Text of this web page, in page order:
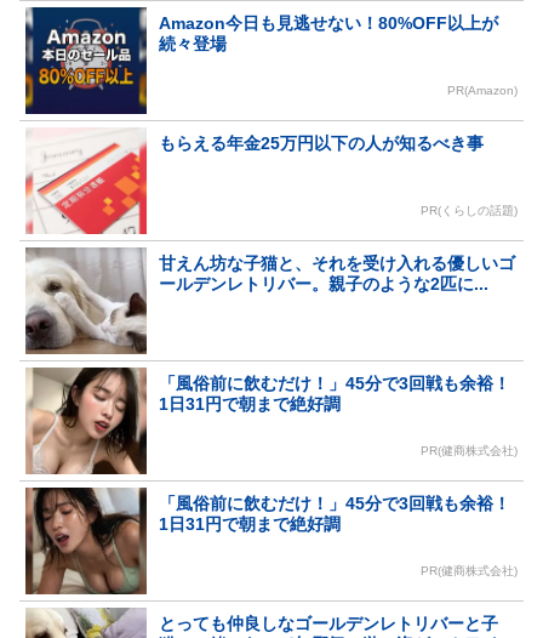
Amazon今日も見逃せない！80%OFF以上が
続々登場
PR(Amazon)
もらえる年金25万円以下の人が知るべき事
PR(くらしの話題)
甘えん坊な子猫と、それを受け入れる優しいゴ
ールデンレトリバー。親子のような2匹に...
「風俗前に飲むだけ！」45分で3回戦も余裕！
1日31円で朝まで絶好調
PR(健商株式会社)
「風俗前に飲むだけ！」45分で3回戦も余裕！
1日31円で朝まで絶好調
PR(健商株式会社)
とっても仲良しなゴールデンレトリバーと子